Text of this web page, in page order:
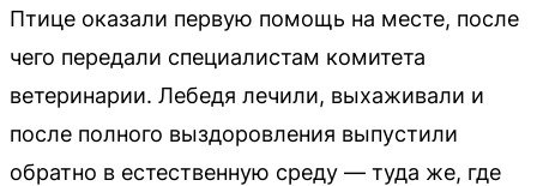
Птице оказали первую помощь на месте, после
чего передали специалистам комитета
ветеринарии. Лебедя лечили, выхаживали и
после полного выздоровления выпустили
обратно в естественную среду — туда же, где